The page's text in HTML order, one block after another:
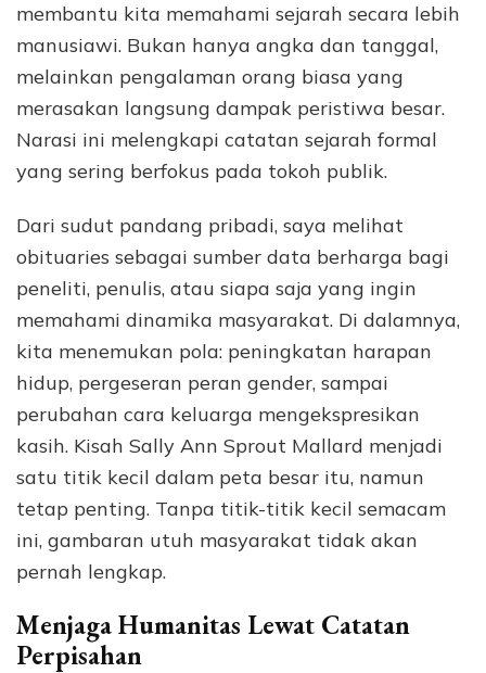
membantu kita memahami sejarah secara lebih
manusiawi. Bukan hanya angka dan tanggal,
melainkan pengalaman orang biasa yang
merasakan langsung dampak peristiwa besar.
Narasi ini melengkapi catatan sejarah formal
yang sering berfokus pada tokoh publik.
Dari sudut pandang pribadi, saya melihat
obituaries sebagai sumber data berharga bagi
peneliti, penulis, atau siapa saja yang ingin
memahami dinamika masyarakat. Di dalamnya,
kita menemukan pola: peningkatan harapan
hidup, pergeseran peran gender, sampai
perubahan cara keluarga mengekspresikan
kasih. Kisah Sally Ann Sprout Mallard menjadi
satu titik kecil dalam peta besar itu, namun
tetap penting. Tanpa titik-titik kecil semacam
ini, gambaran utuh masyarakat tidak akan
pernah lengkap.
Menjaga Humanitas Lewat Catatan
Perpisahan